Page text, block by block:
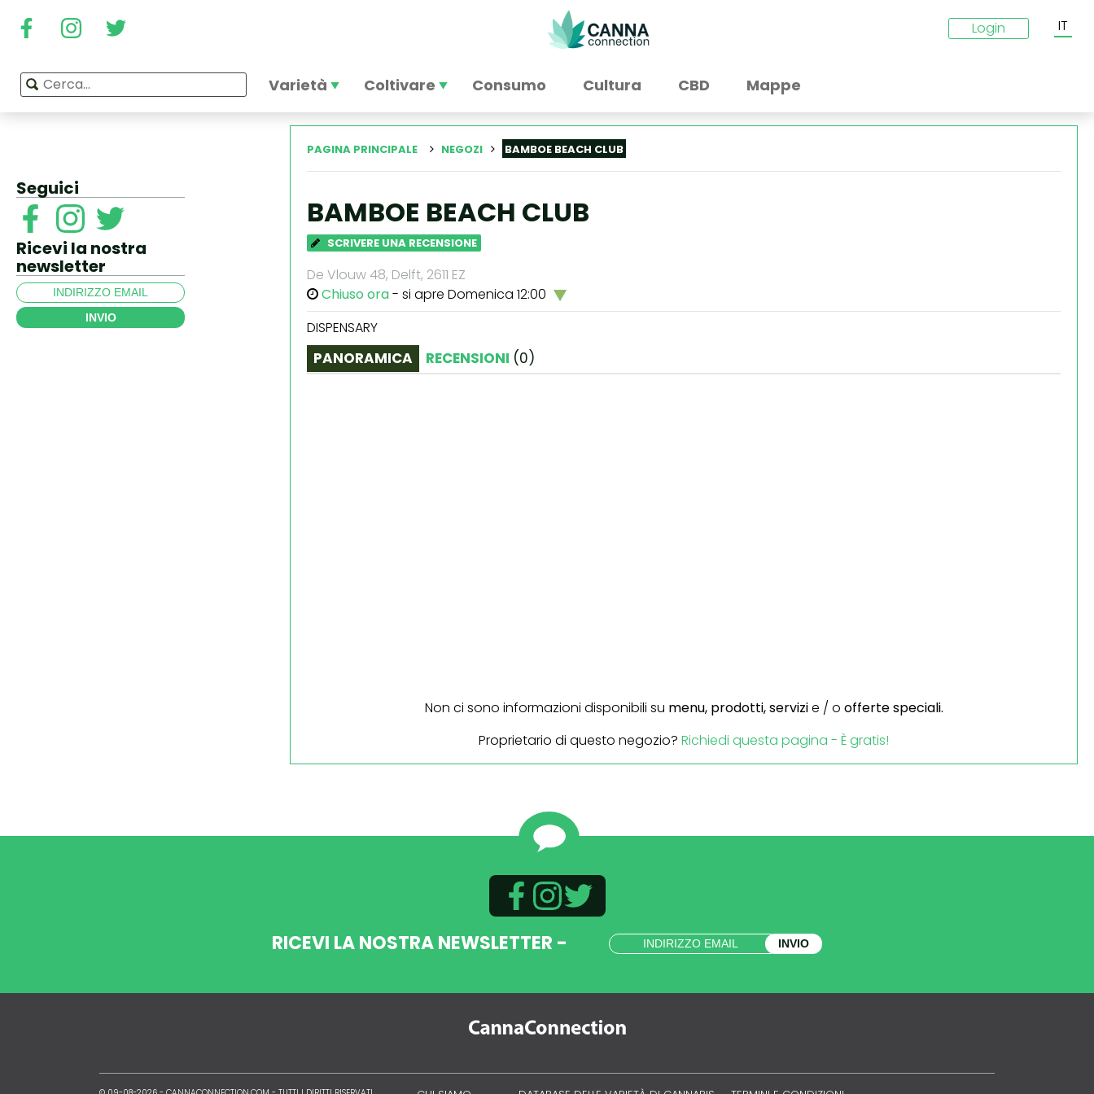
Login IT
Varietà Coltivare Consumo Cultura CBD Mappe
Seguici
Ricevi la nostra
newsletter
INVIO
PAGINA PRINCIPALE NEGOZI BAMBOE BEACH CLUB
BAMBOE BEACH CLUB
SCRIVERE UNA RECENSIONE
De Vlouw 48, Delft, 2611 EZ
Chiuso ora- si apre Domenica 12:00
DISPENSARY
PANORAMICA RECENSIONI (0)
Non ci sono informazioni disponibili su menu, prodotti,servizie / o offerte speciali.
Proprietario di questo negozio? Richiedi questa pagina - È gratis!
RICEVI LA NOSTRA NEWSLETTER - INVIO